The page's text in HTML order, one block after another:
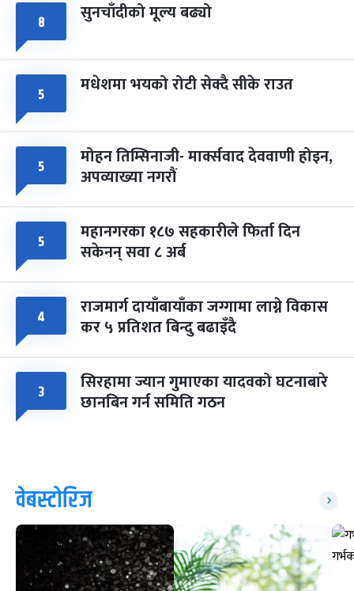
८ सुनचाँदीको मूल्य बढ्यो
५ मधेशमा भयको रोटी सेक्दै सीके राउत
५ मोहन तिम्सिनाजी- मार्क्सवाद देववाणी होइन,
अपव्याख्या नगरौं
५ महानगरका १८७ सहकारीले फिर्ता दिन
सकेनन् सवा ८ अर्ब
४ राजमार्ग दायाँबायाँका जग्गामा लाग्ने विकास
कर ५ प्रतिशत बिन्दु बढाइँदै
३ सिरहामा ज्यान गुमाएका यादवको घटनाबारे
छानबिन गर्न समिति गठन
वेबस्टोरिज